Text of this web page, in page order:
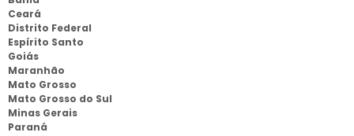
Ceará
Distrito Federal
Espírito Santo
Goiás
Maranhão
Mato Grosso
Mato Grosso do Sul
Minas Gerais
Paraná